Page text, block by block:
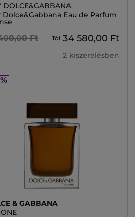
DOLCE&GABBANA
Dolce&Gabbana Eau de Parfum
Ft Tól 34 580,00 Ft
2 kiszerelésben
& GABBANA